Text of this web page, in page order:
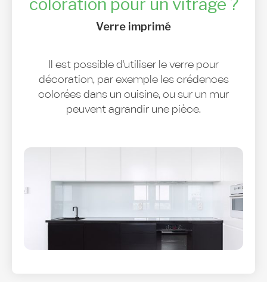
Verre imprimé
Il est possible d'utiliser le verre pour
décoration, par exemple les crédences
colorées dans un cuisine, ou sur un mur
peuvent agrandir une pièce.